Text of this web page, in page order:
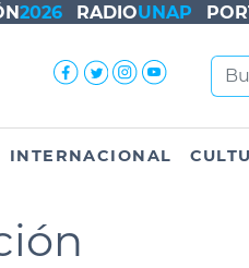
2026 RADIOUNAP
INTERNACIONAL